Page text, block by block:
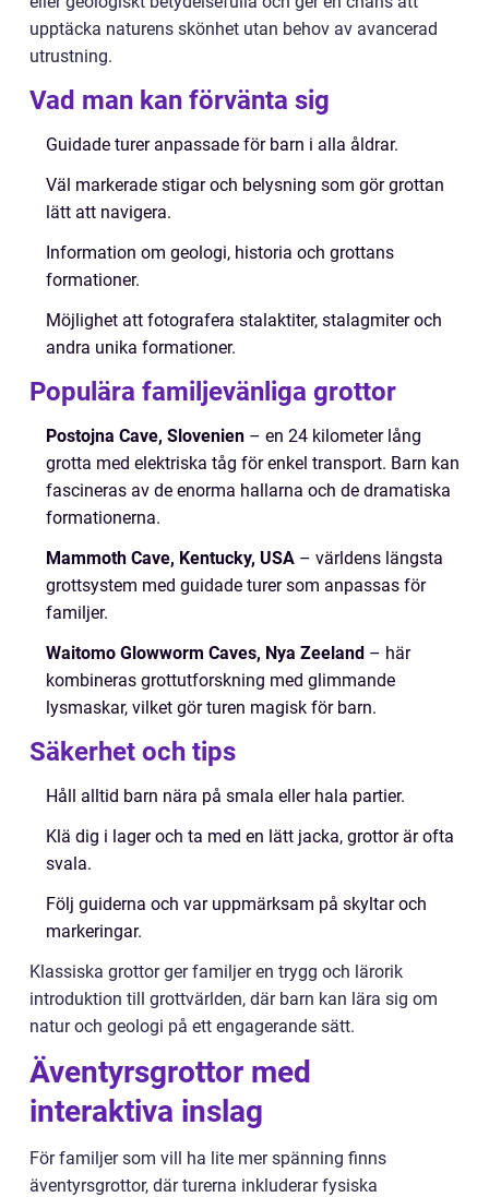
upptäcka naturens skönhet utan behov av avancerad
utrustning.
Vad man kan förvänta sig
Guidade turer anpassade för barn i alla åldrar.
Väl markerade stigar och belysning som gör grottan
lätt att navigera.
Information om geologi, historia och grottans
formationer.
Möjlighet att fotografera stalaktiter, stalagmiter och
andra unika formationer.
Populära familjevänliga grottor
Postojna Cave, Slovenien – en 24 kilometer lång
grotta med elektriska tåg för enkel transport. Barn kan
fascineras av de enorma hallarna och de dramatiska
formationerna.
Mammoth Cave, Kentucky, USA – världens längsta
grottsystem med guidade turer som anpassas för
familjer.
Waitomo Glowworm Caves, Nya Zeeland – här
kombineras grottutforskning med glimmande
lysmaskar, vilket gör turen magisk för barn.
Säkerhet och tips
Håll alltid barn nära på smala eller hala partier.
Klä dig i lager och ta med en lätt jacka, grottor är ofta
svala.
Följ guiderna och var uppmärksam på skyltar och
markeringar.
Klassiska grottor ger familjer en trygg och lärorik
introduktion till grottvärlden, där barn kan lära sig om
natur och geologi på ett engagerande sätt.
Äventyrsgrottor med
interaktiva inslag
För familjer som vill ha lite mer spänning finns
äventyrsgrottor, där turerna inkluderar fysiska